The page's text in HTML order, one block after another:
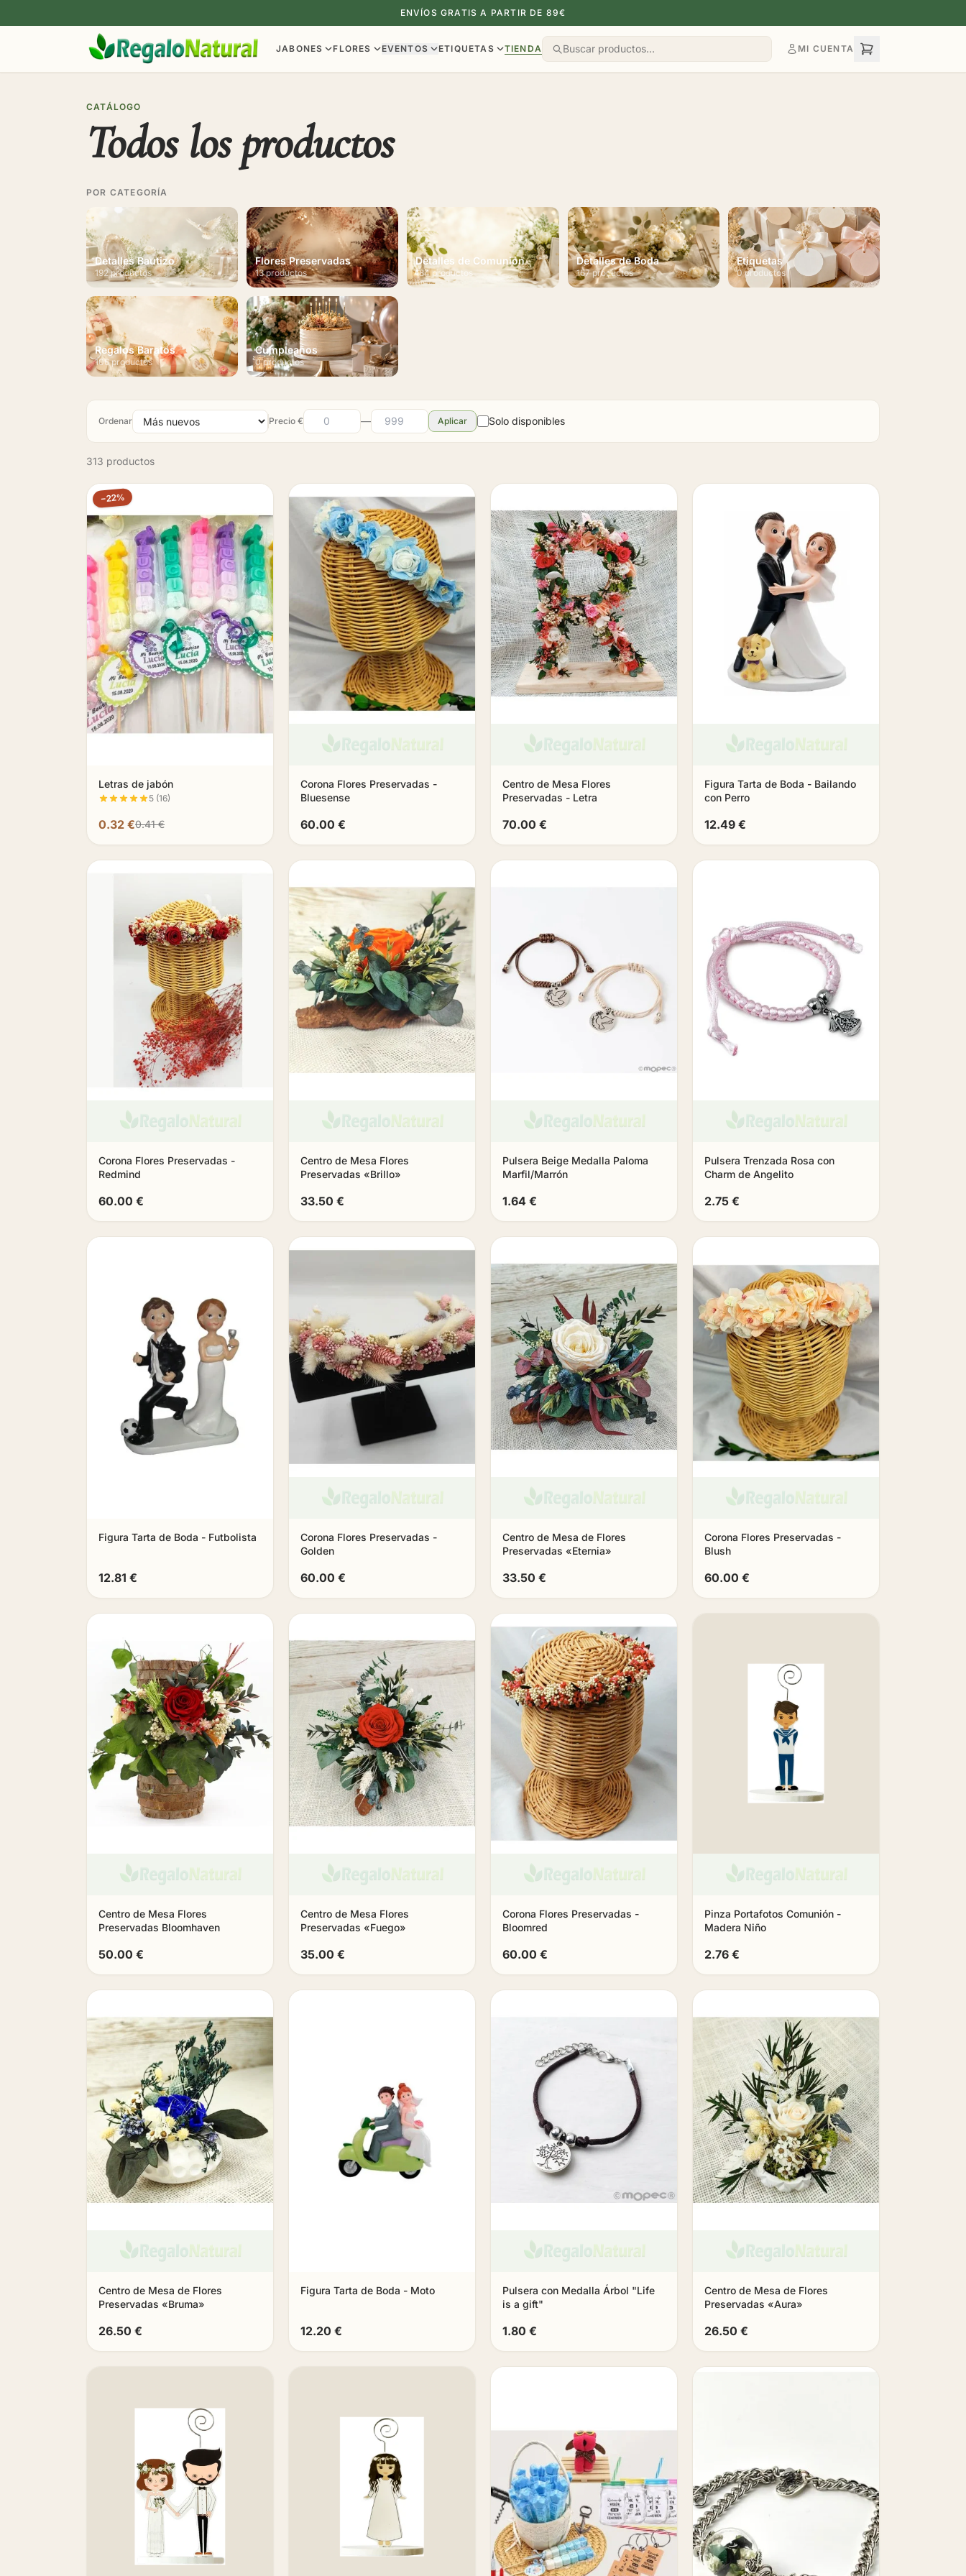
ENVÍOS GRATIS A PARTIR DE 89€
JABONES FLORES EVENTOS ETIQUETAS TIENDA MI CUENTA
CATÁLOGO
Todos los productos
POR CATEGORÍA
Detalles Bautizo
192 productos
Flores Preservadas
13 productos
Detalles de Comunión
184 productos
Detalles de Boda
167 productos
Etiquetas
0 productos
Regalos Baratos
106 productos
Cumpleaños
0 productos
Ordenar Precio € — Aplicar Solo disponibles
313 productos
−22%
Letras de jabón
5 (16)
0.32 €0.41 €
Corona Flores Preservadas -
Bluesense
60.00 €
Centro de Mesa Flores
Preservadas - Letra
70.00 €
Figura Tarta de Boda - Bailando
con Perro
12.49 €
Corona Flores Preservadas -
Redmind
60.00 €
Centro de Mesa Flores
Preservadas «Brillo»
33.50 €
Pulsera Beige Medalla Paloma
Marfil/Marrón
1.64 €
Pulsera Trenzada Rosa con
Charm de Angelito
2.75 €
Figura Tarta de Boda - Futbolista
12.81 €
Corona Flores Preservadas -
Golden
60.00 €
Centro de Mesa de Flores
Preservadas «Eternia»
33.50 €
Corona Flores Preservadas -
Blush
60.00 €
Centro de Mesa Flores
Preservadas Bloomhaven
50.00 €
Centro de Mesa Flores
Preservadas «Fuego»
35.00 €
Corona Flores Preservadas -
Bloomred
60.00 €
Pinza Portafotos Comunión -
Madera Niño
2.76 €
Centro de Mesa de Flores
Preservadas «Bruma»
26.50 €
Figura Tarta de Boda - Moto
12.20 €
Pulsera con Medalla Árbol "Life
is a gift"
1.80 €
Centro de Mesa de Flores
Preservadas «Aura»
26.50 €